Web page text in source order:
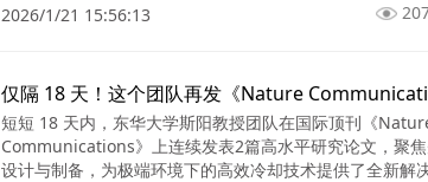
2026/1/21 15:56:13
仅隔 18 天！这个团队再发《Nature
短短 18 天内，东华大学斯阳教授团队在国际顶刊《
Communications》上连续发表2篇高水平研究论文，聚
设计与制备，为极端环境下的高效冷却技术提供了全新解决